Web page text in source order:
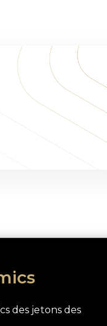
des jetons des